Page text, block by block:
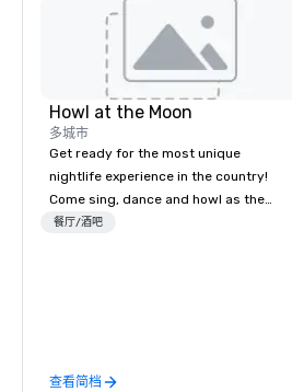
Howl at the Moon
多城市
Get ready for the most unique
nightlife experience in the country!
Come sing, dance and howl as the
most versatile and talented
party, bachelor party, Happy Hour or
餐厅/酒吧
查看简档